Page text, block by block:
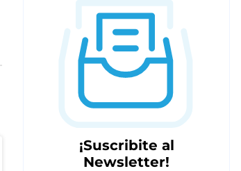
¡Suscribite al
Newsletter!